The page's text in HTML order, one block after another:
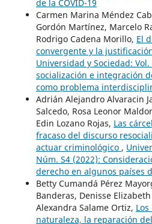
de la COVID-19
Carmen Marina Méndez
Gordón Martínez, Marcelo
Rodrigo Cadena Morillo, El
convergente y la
Universidad y Sociedad:
socialización e integración
como problema
Adrián Alejandro Alvaracin
Salcedo, Rosa Leonor
Edin Lozano Rojas, Las
fracaso del discurso
actuar criminológico ,
Núm. S4 (2022):
derecho en algunos países
Betty Cumandá Pérez
Banderas, Denisse
Alexandra Salame Ortiz,
naturaleza, la reparación